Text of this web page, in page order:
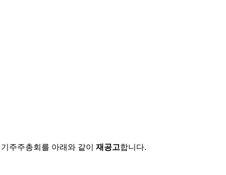
주주총회를 아래와 같이 재공고합니다.